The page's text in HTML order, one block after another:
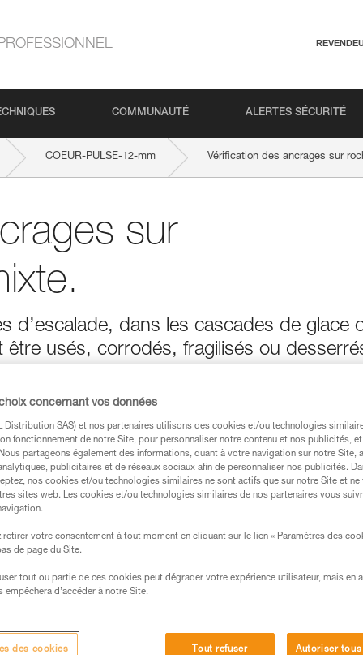
COMMUNAUTÉ ALERTES SÉCURITÉ
COEUR-PULSE-12-mm Vérification des ancrages sur
sur
d’escalade, dans les cascades de glace
usés, corrodés, fragilisés ou
des produits utilisés dans ce conseil avant de le
de la notice technique pour pouvoir
seul, en toute sécurité, avant de la
liées à votre activité. Il peut en exister d’autres que
possibles des ancrages dues à l’utilisation et aux
concernant vos données
Distribution SAS) et nos partenaires utilisons des cookies et/ou technologies
fonctionnement de notre Site, pour personnaliser notre contenu et nos publicités,
partageons également des informations, quant à votre navigation sur notre Site,
publicitaires et de réseaux sociaux afin de personnaliser nos publicités.
nos cookies et/ou technologies similaires ne sont actifs que sur notre Site et ne
sites web. Les cookies et/ou technologies similaires de nos partenaires vous
retirer votre consentement à tout moment en cliquant sur le lien « Paramètres des
de page du Site.
tout ou partie de ces cookies peut dégrader votre expérience utilisateur, mais en
empêchera d’accéder à notre Site.
Tout refuser Autoriser
des cookies